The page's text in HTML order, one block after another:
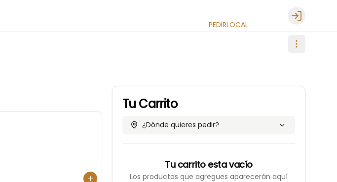
PEDIRLOCAL Login
Tu Carrito
¿Dónde quieres pedir?
Tu carrito esta vacío
Los productos que agregues aparecerán aquí